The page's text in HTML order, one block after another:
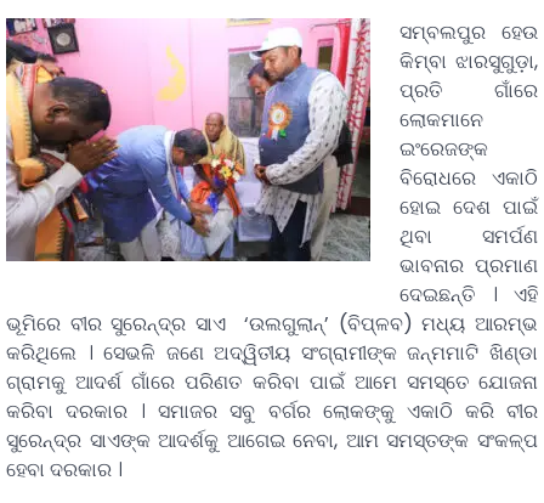
ସମ୍ବଲପୁର ହେଉ
କିମ୍ବା ଝାରସୁଗୁଡ଼ା,
ପ୍ରତି ଗାଁରେ
ଲୋକମାନେ
ଇଂରେଜଙ୍କ
ବିରୋଧରେ ଏକାଠି
ହୋଇ ଦେଶ ପାଇଁ
ଥିବା ସମର୍ପଣ
ଭାବନାର ପ୍ରମାଣ
ଦେଇଛନ୍ତି । ଏହି
ଭୂମିରେ ବୀର ସୁରେନ୍ଦ୍ର ସାଏ ‘ଉଲଗୁଲାନ୍’ (ବିପ୍ଳବ) ମଧ୍ୟ ଆରମ୍ଭ
କରିଥିଲେ । ସେଭଳି ଜଣେ ଅଦ୍ୱିତୀୟ ସଂଗ୍ରାମୀଙ୍କ ଜନ୍ମମାଟି ଖିଣ୍ଡା
ଗ୍ରାମକୁ ଆଦର୍ଶ ଗାଁରେ ପରିଣତ କରିବା ପାଇଁ ଆମେ ସମସ୍ତେ ଯୋଜନା
କରିବା ଦରକାର । ସମାଜର ସବୁ ବର୍ଗର ଲୋକଙ୍କୁ ଏକାଠି କରି ବୀର
ସୁରେନ୍ଦ୍ର ସାଏଙ୍କ ଆଦର୍ଶକୁ ଆଗେଇ ନେବା, ଆମ ସମସ୍ତଙ୍କ ସଂକଳ୍ପ
ହେବା ଦରକାର ।